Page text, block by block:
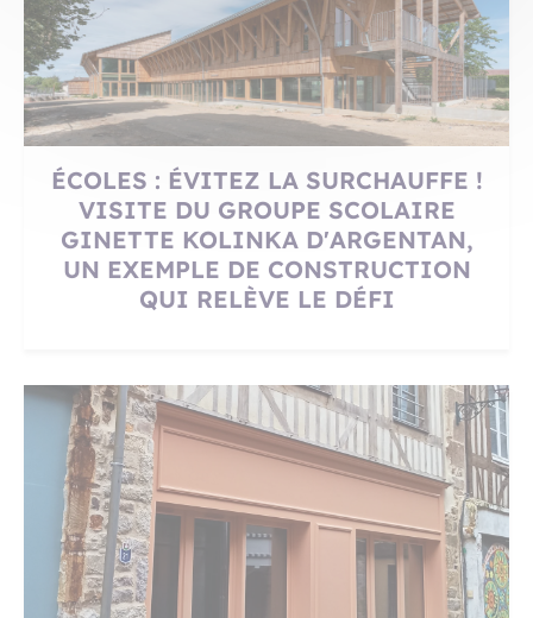
ÉCOLES : ÉVITEZ LA SURCHAUFFE !
VISITE DU GROUPE SCOLAIRE
GINETTE KOLINKA D'ARGENTAN,
UN EXEMPLE DE CONSTRUCTION
QUI RELÈVE LE DÉFI